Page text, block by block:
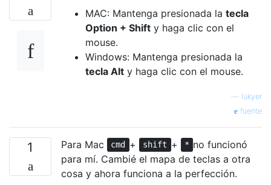
MAC: Mantenga presionada la tecla
Option + Shift y haga clic con el
mouse.
Windows: Mantenga presionada la
tecla Alt y haga clic con el mouse.
lukyer
fuente
1 Para Mac cmd + shift + * no funcionó
para mí. Cambié el mapa de teclas a otra
cosa y ahora funciona a la perfección.